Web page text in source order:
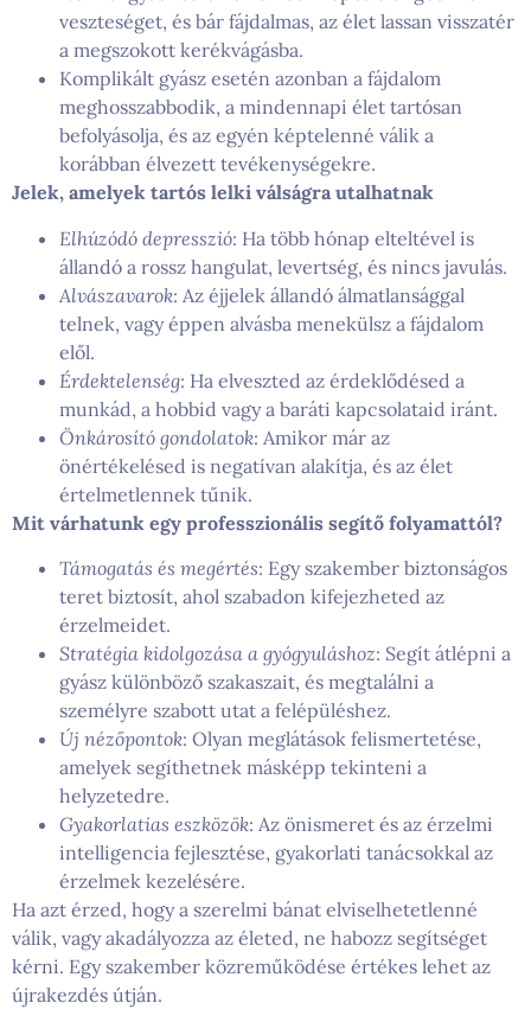
veszteséget, és bár fájdalmas, az élet lassan visszatér
a megszokott kerékvágásba.
Komplikált gyász esetén azonban a fájdalom
meghosszabbodik, a mindennapi élet tartósan
befolyásolja, és az egyén képtelenné válik a
korábban élvezett tevékenységekre.
Jelek, amelyek tartós lelki válságra utalhatnak
Elhúzódó depresszió: Ha több hónap elteltével is
állandó a rossz hangulat, levertség, és nincs javulás.
Alvászavarok: Az éjjelek állandó álmatlansággal
telnek, vagy éppen alvásba menekülsz a fájdalom
elől.
Érdektelenség: Ha elveszted az érdeklődésed a
munkád, a hobbid vagy a baráti kapcsolataid iránt.
Önkárosító gondolatok: Amikor már az
önértékelésed is negatívan alakítja, és az élet
értelmetlennek tűnik.
Mit várhatunk egy professzionális segítő folyamattól?
Támogatás és megértés: Egy szakember biztonságos
teret biztosít, ahol szabadon kifejezheted az
érzelmeidet.
Stratégia kidolgozása a gyógyuláshoz: Segít átlépni a
gyász különböző szakaszait, és megtalálni a
személyre szabott utat a felépüléshez.
Új nézőpontok: Olyan meglátások felismertetése,
amelyek segíthetnek másképp tekinteni a
helyzetedre.
Gyakorlatias eszközök: Az önismeret és az érzelmi
intelligencia fejlesztése, gyakorlati tanácsokkal az
érzelmek kezelésére.
Ha azt érzed, hogy a szerelmi bánat elviselhetetlenné
válik, vagy akadályozza az életed, ne habozz segítséget
kérni. Egy szakember közreműködése értékes lehet az
újrakezdés útján.